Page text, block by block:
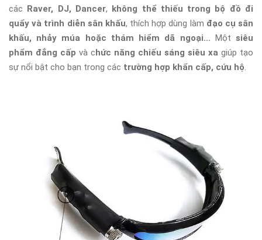
các Raver, DJ, Dancer, không thể thiếu trong bộ đồ đi
quẩy và trình diễn sân khấu, thích hợp dùng làm đạo cụ sân
khấu, nhảy múa hoặc thám hiểm dã ngoại... Mộtsiêu
phẩm đẳng cấp và chức năng chiếu sáng siêu xa giúp tạo
sự nổi bật cho bạn trong các trường hợp khẩn cấp, cứu hộ.